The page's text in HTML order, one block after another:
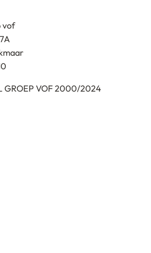
vof
GROEP VOF 2000/2024